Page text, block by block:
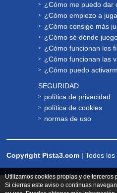
Utilizamos cookies propias y de terceros
Si cierras este aviso o continuas
¿Cómo me puedo dar
¿Cómo empiezo a
¿Cómo consigo más
¿Cómo sé dónde
¿Cómo funcionan los
¿Cómo funcionan las
¿Cómo puedo
SEGURIDAD
política de privacidad
política de cookies
normas de uso
Copyright Pista3.com | Todos